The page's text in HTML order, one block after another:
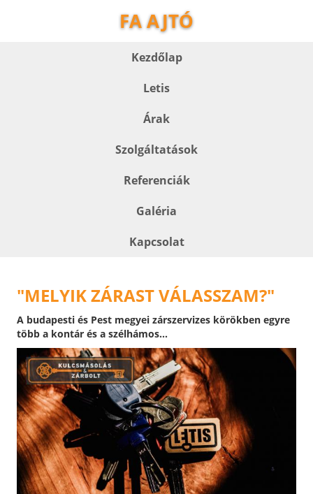
FA AJTÓ
Kezdőlap
Letis
Árak
Szolgáltatások
Referenciák
Galéria
Kapcsolat
"MELYIK ZÁRAST VÁLASSZAM?"
A budapesti és Pest megyei zárszervizes körökben egyre
több a kontár és a szélhámos...